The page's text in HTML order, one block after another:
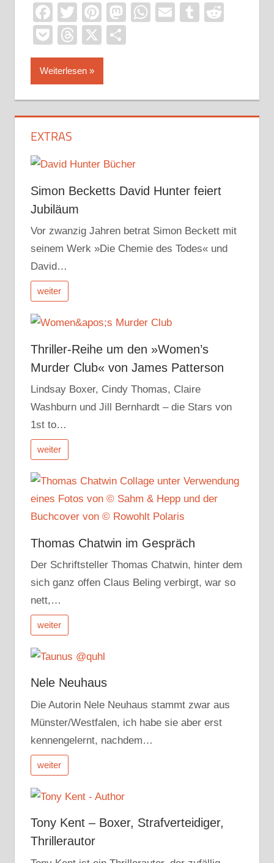
Facebook
TwitterPinterest
Mastodon
WhatsApp
EmailTumblr
PocketThreads
X
Weiterlesen
EXTRAS
Simon Becketts David Hunter feiert
Jubiläum
Vor zwanzig Jahren betrat Simon Beckett mit
seinem Werk »Die Chemie des Todes« und
David…
weiter
Thriller-Reihe um den »Women’s
Murder Club« von James Patterson
Lindsay Boxer, Cindy Thomas, Claire
Washburn und Jill Bernhardt – die Stars von
1st to…
weiter
Thomas Chatwin im Gespräch
Der Schriftsteller Thomas Chatwin, hinter dem
sich ganz offen Claus Beling verbirgt, war so
nett,…
weiter
Nele Neuhaus
Die Autorin Nele Neuhaus stammt zwar aus
Münster/Westfalen, ich habe sie aber erst
kennengelernt, nachdem…
weiter
Tony Kent – Boxer, Strafverteidiger,
Thrillerautor